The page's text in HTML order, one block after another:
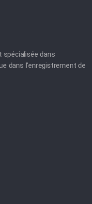
dans
dans l'enregistrement de